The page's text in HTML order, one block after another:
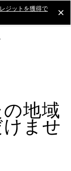
ジットを獲得で
地域
ませ